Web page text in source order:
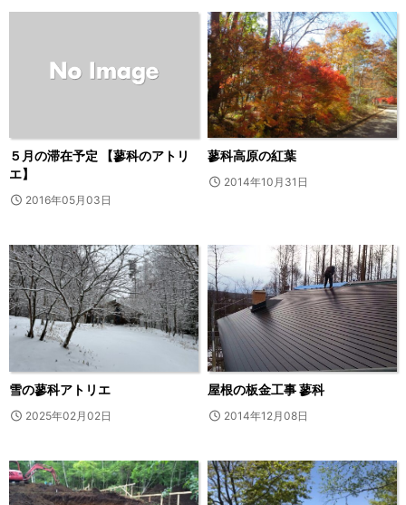
５月の滞在予定 【蓼科のアトリ
エ】
2016年05月03日
蓼科高原の紅葉
2014年10月31日
雪の蓼科アトリエ
2025年02月02日
屋根の板金工事 蓼科
2014年12月08日